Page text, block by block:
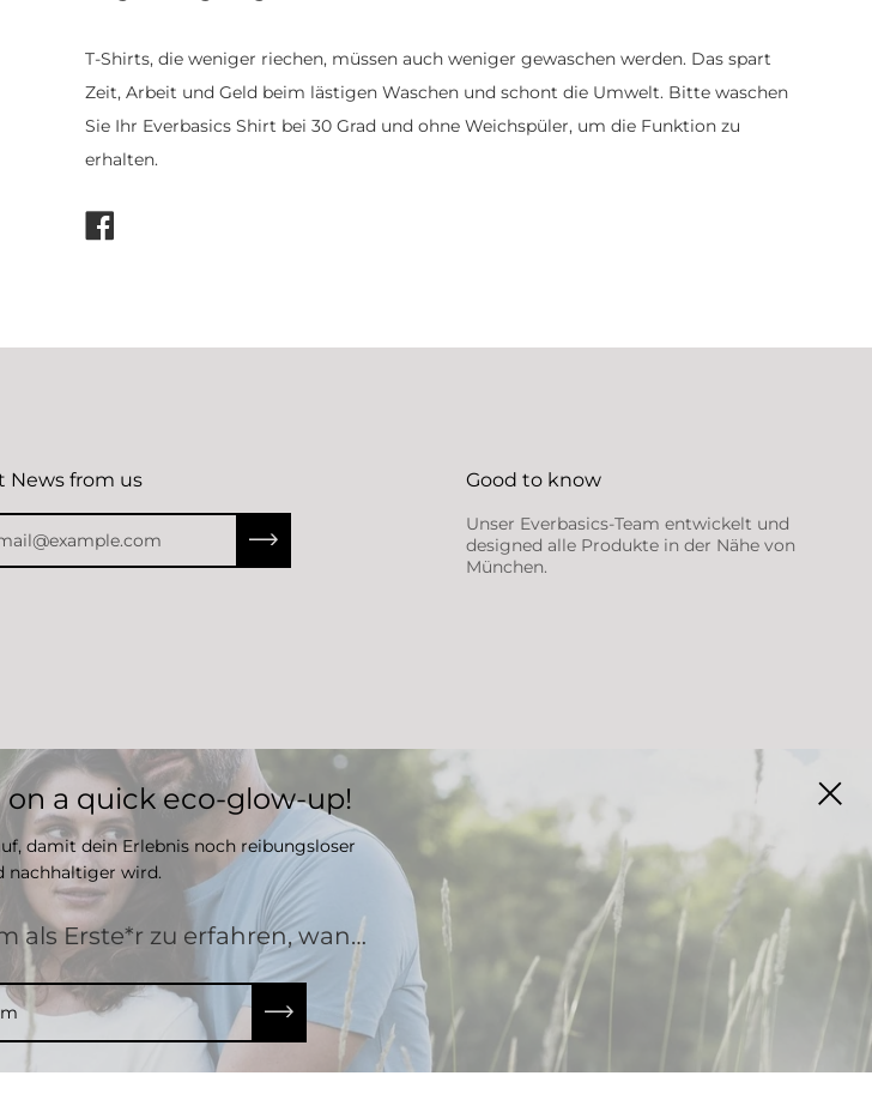
T-Shirts, die weniger riechen, müssen auch weniger gewaschen werden. Das spart
Zeit, Arbeit und Geld beim lästigen Waschen und schont die Umwelt. Bitte waschen
Sie Ihr Everbasics Shirt bei 30 Grad und ohne Weichspüler, um die Funktion zu
erhalten.
Auf
News from us
Abonniere unseren Newsletter
Good to know
Unser Everbasics-Team entwickelt und
designed alle Produkte in der Nähe von
München.
Shop. Unterstützt von Shopify
on a quick eco-glow-up!
damit dein Erlebnis noch reibungsloser
nachhaltiger wird.
als Erste*r zu erfahren, wan…